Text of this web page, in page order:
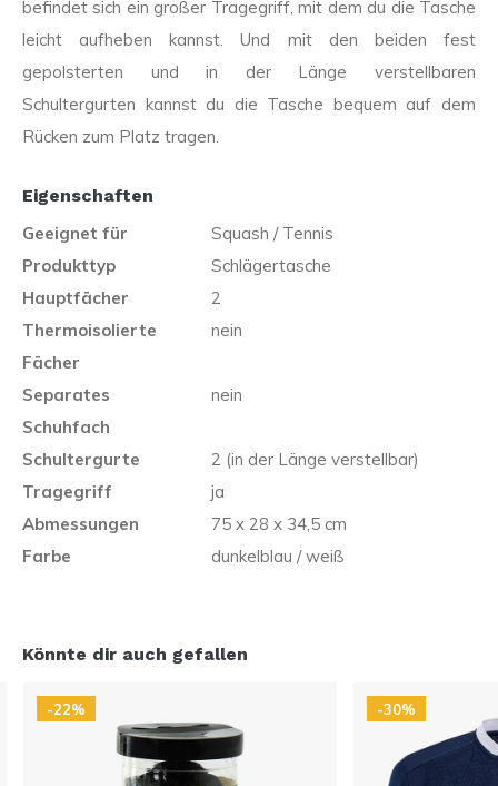
befindet sich ein großer Tragegriff, mit dem du die Tasche
leicht aufheben kannst. Und mit den beiden fest
gepolsterten und in der Länge verstellbaren
Schultergurten kannst du die Tasche bequem auf dem
Rücken zum Platz tragen.
Eigenschaften
Geeignet für
Squash / Tennis
Produkttyp
Schlägertasche
Hauptfächer
2
Thermoisolierte
Fächer
nein
Separates
Schuhfach
nein
Schultergurte
2 (in der Länge verstellbar)
Tragegriff
ja
Abmessungen
75 x 28 x 34,5 cm
Farbe
dunkelblau / weiß
Könnte dir auch gefallen
-22% -30%